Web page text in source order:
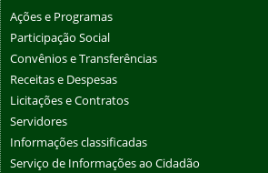
Ações e Programas
Participação Social
Convênios e Transferências
Receitas e Despesas
Licitações e Contratos
Servidores
Informações classificadas
Serviço de Informações ao Cidadão